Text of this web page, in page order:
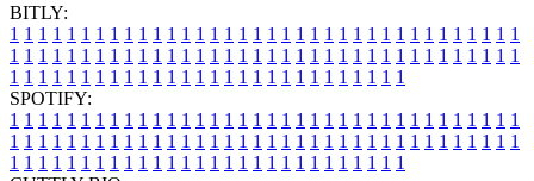
BITLY:
1 1 1 1 1 1 1 1 1 1 1 1 1 1 1 1 1 1 1 1 1 1 1 1 1 1 1 1 1 1 1 1 1 1 1 1
1 1 1 1 1 1 1 1 1 1 1 1 1 1 1 1 1 1 1 1 1 1 1 1 1 1 1 1 1 1 1 1 1 1 1 1
1 1 1 1 1 1 1 1 1 1 1 1 1 1 1 1 1 1 1 1 1 1 1 1 1 1 1 1
SPOTIFY:
1 1 1 1 1 1 1 1 1 1 1 1 1 1 1 1 1 1 1 1 1 1 1 1 1 1 1 1 1 1 1 1 1 1 1 1
1 1 1 1 1 1 1 1 1 1 1 1 1 1 1 1 1 1 1 1 1 1 1 1 1 1 1 1 1 1 1 1 1 1 1 1
1 1 1 1 1 1 1 1 1 1 1 1 1 1 1 1 1 1 1 1 1 1 1 1 1 1 1 1